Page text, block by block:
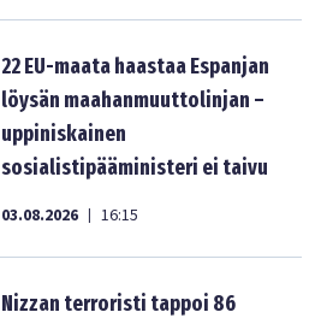
22 EU-maata haastaa Espanjan
löysän maahanmuuttolinjan –
uppiniskainen
sosialistipääministeri ei taivu
03.08.2026 | 16:15
Nizzan terroristi tappoi 86